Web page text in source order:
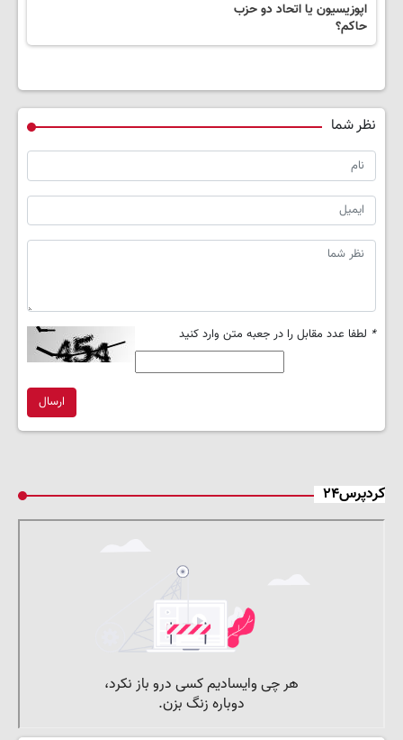
اپوزیسیون یا اتحاد دو حزب
حاکم؟
نظر شما
* لطفا عدد مقابل را در جعبه متن وارد کنید
ارسال
کردپرس۲۴